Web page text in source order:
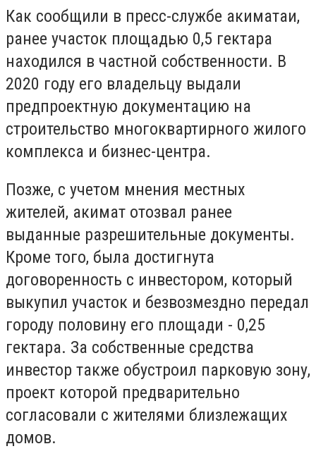
Как сообщили в пресс-службе акиматаи,
ранее участок площадью 0,5 гектара
находился в частной собственности. В
2020 году его владельцу выдали
предпроектную документацию на
строительство многоквартирного жилого
комплекса и бизнес-центра.
Позже, с учетом мнения местных
жителей, акимат отозвал ранее
выданные разрешительные документы.
Кроме того, была достигнута
договоренность с инвестором, который
выкупил участок и безвозмездно передал
городу половину его площади - 0,25
гектара. За собственные средства
инвестор также обустроил парковую зону,
проект которой предварительно
согласовали с жителями близлежащих
домов.